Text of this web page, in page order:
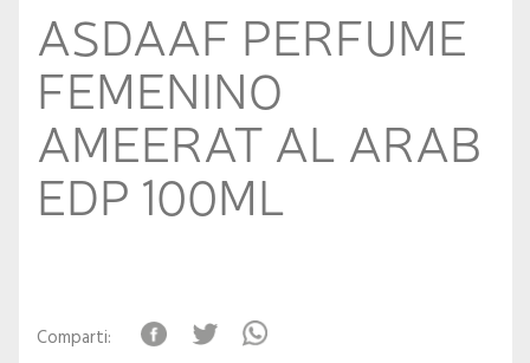
ASDAAF PERFUME
FEMENINO
AMEERAT AL ARAB
EDP 100ML
Comparti: